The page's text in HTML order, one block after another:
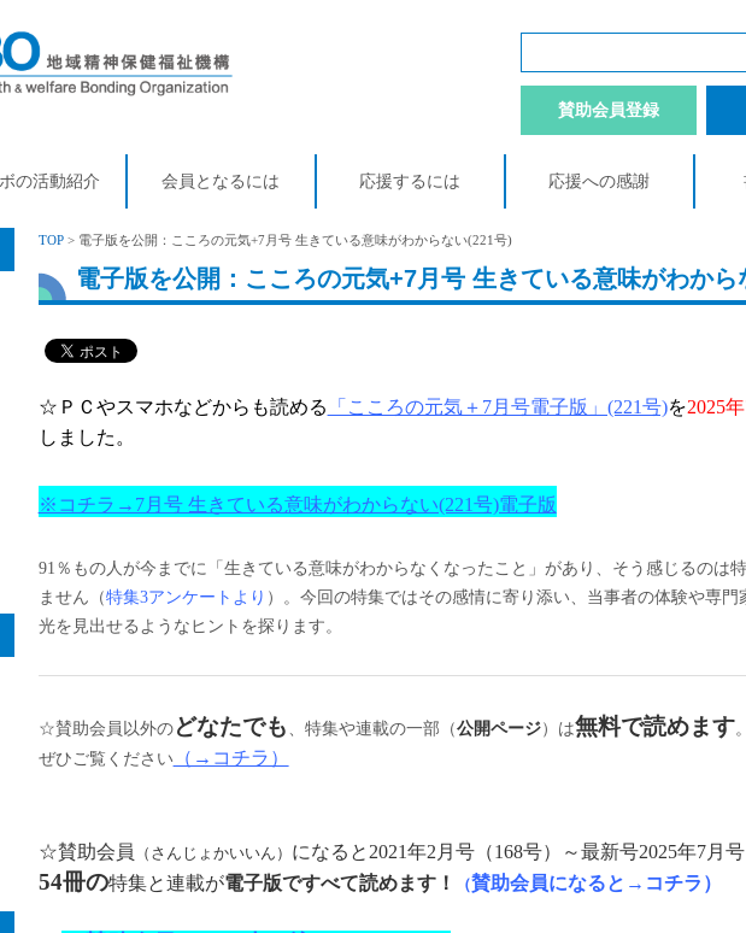
賛助会員登録
の活動紹介 会員となるには 応援するには 応援への感謝
TOP> 電子版を公開：こころの元気+7月号 生きている意味がわからない(221号)
電子版を公開：こころの元気+7月号 生きている意味がわから
☆ＰＣやスマホなどからも読める 「こころの元気＋7月号電子版」(221号)を2025
しました。
※コチラ→7月号 生きている意味がわからない(221号)電子版
91％もの人が今までに「生きている意味がわからなくなったこと」があり、そう感じるのは
ません（特集3アンケートより ）。今回の特集ではその感情に寄り添い、当事者の体験や専門
光を見出せるようなヒントを探ります。
☆賛助会員以外のどなたでも 、特集や連載の一部（公開ページ）は無料で読めます。
ぜひご覧ください
（→コチラ）
☆賛助会員 （さんじょかいいん） になると2021年2月号（168号）～最新号2025年7月
54冊の特集と連載が電子版ですべて読めます！ （賛助会員になると→コチラ）